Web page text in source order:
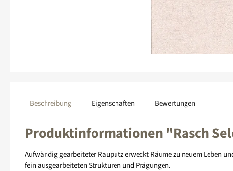
Beschreibung Eigenschaften Bewertungen
Produktinformationen "Rasch
Aufwändig gearbeiteter Rauputz erweckt Räume zu neuem Leben
fein ausgearbeiteten Strukturen und Prägungen.